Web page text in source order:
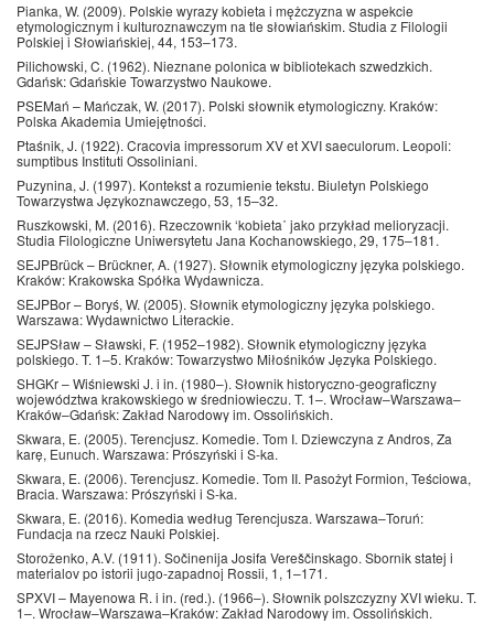
Pianka, W. (2009). Polskie wyrazy kobieta i mężczyzna w aspekcie
etymologicznym i kulturoznawczym na tle słowiańskim. Studia z Filologii
Polskiej i Słowiańskiej, 44, 153–173.
Pilichowski, C. (1962). Nieznane polonica w bibliotekach szwedzkich.
Gdańsk: Gdańskie Towarzystwo Naukowe.
PSEMań – Mańczak, W. (2017). Polski słownik etymologiczny. Kraków:
Polska Akademia Umiejętności.
Ptaśnik, J. (1922). Cracovia impressorum XV et XVI saeculorum. Leopoli:
sumptibus Instituti Ossoliniani.
Puzynina, J. (1997). Kontekst a rozumienie tekstu. Biuletyn Polskiego
Towarzystwa Językoznawczego, 53, 15–32.
Ruszkowski, M. (2016). Rzeczownik ‘kobieta᾿ jako przykład melioryzacji.
Studia Filologiczne Uniwersytetu Jana Kochanowskiego, 29, 175–181.
SEJPBrück – Brückner, A. (1927). Słownik etymologiczny języka polskiego.
Kraków: Krakowska Spółka Wydawnicza.
SEJPBor – Boryś, W. (2005). Słownik etymologiczny języka polskiego.
Warszawa: Wydawnictwo Literackie.
SEJPSław – Sławski, F. (1952–1982). Słownik etymologiczny języka
polskiego. T. 1–5. Kraków: Towarzystwo Miłośników Języka Polskiego.
SHGKr – Wiśniewski J. i in. (1980–). Słownik historyczno-geograficzny
województwa krakowskiego w średniowieczu. T. 1–. Wrocław–Warszawa–
Kraków–Gdańsk: Zakład Narodowy im. Ossolińskich.
Skwara, E. (2005). Terencjusz. Komedie. Tom I. Dziewczyna z Andros, Za
karę, Eunuch. Warszawa: Prószyński i S-ka.
Skwara, E. (2006). Terencjusz. Komedie. Tom II. Pasożyt Formion, Teściowa,
Bracia. Warszawa: Prószyński i S-ka.
Skwara, E. (2016). Komedia według Terencjusza. Warszawa–Toruń:
Fundacja na rzecz Nauki Polskiej.
Storoženko, A.V. (1911). Sočinenija Josifa Vereščinskago. Sbornik statej i
materialov po istorii jugo-zapadnoj Rossii, 1, 1–171.
SPXVI – Mayenowa R. i in. (red.). (1966–). Słownik polszczyzny XVI wieku. T.
1–. Wrocław–Warszawa–Kraków: Zakład Narodowy im. Ossolińskich.